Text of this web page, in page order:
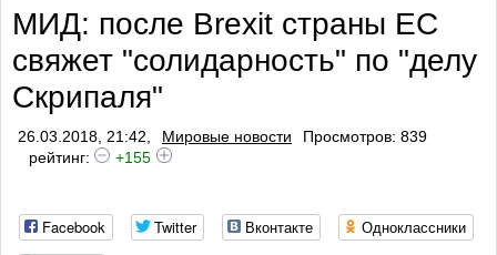
заболе
МИД: после Brexit страны ЕС
свяжет "солидарность" по "делу
Скрипаля"
26.03.2018, 21:42, Мировые новости
Просмотров: 839
рейтинг:
+155
Facebook Twitter Вконтакте
Одноклассники